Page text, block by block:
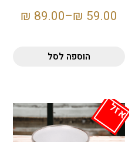
59.00
₪
–
89.00
₪
הוספה לסל
אזל